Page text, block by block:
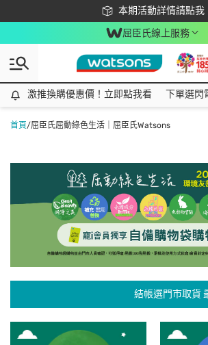
本期活動詳情請點我
下載app最高回饋$350
屈臣氏線上服務
激推換購優惠價！立即點我看
激推換購優惠價！立即點我看 下單選閃
首頁/屈臣氏屈動綠色生活｜屈臣氏Watsons
結帳選門市取貨